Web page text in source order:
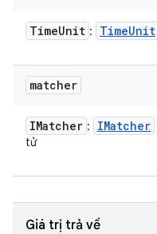
TimeUnit : TimeUnit
matcher
IMatcher : IMatcher
tử
Giá trị trả về